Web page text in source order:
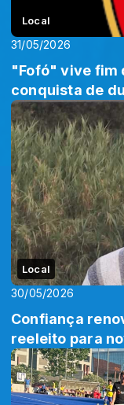
Local
31/05/2026
"Fofó" vive fim
conquista de
Local
30/05/2026
Confiança
reeleito para